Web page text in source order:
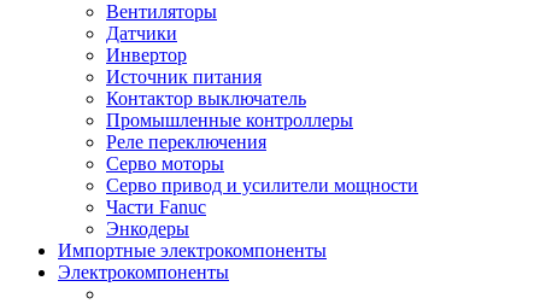
Вентиляторы
Датчики
Инвертор
Источник питания
Контактор выключатель
Промышленные контроллеры
Реле переключения
Серво моторы
Серво привод и усилители мощности
Части Fanuc
Энкодеры
Импортные электрокомпоненты
Электрокомпоненты